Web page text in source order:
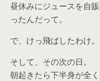
昼休みにジュースを自
ったんだって。
で、けっ飛ばしたわけ。
そして、その次の日。
朝起きたら下半身が全く